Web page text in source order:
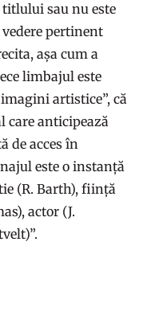
sau nu este
pertinent
așa cum a
limbajul este
artistice”, că
care anticipează
de acces în
este o instanță
(R. Barth), ființă
actor (J.